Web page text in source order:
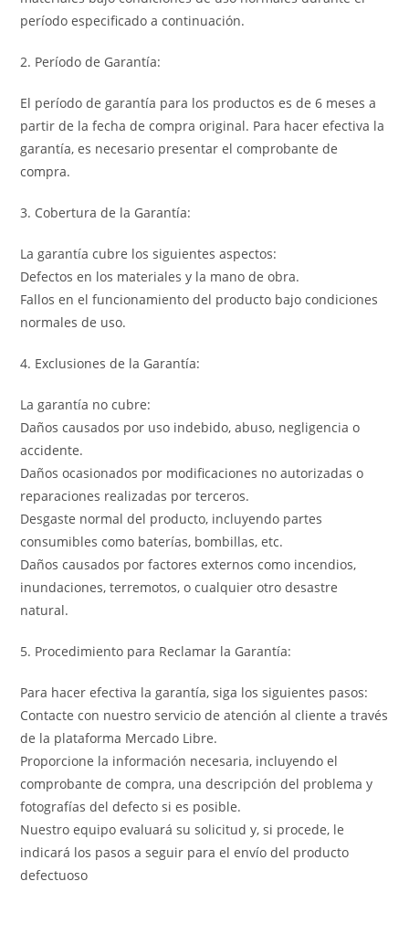
período especificado a continuación.
2. Período de Garantía:
El período de garantía para los productos es de 6 meses a
partir de la fecha de compra original. Para hacer efectiva la
garantía, es necesario presentar el comprobante de
compra.
3. Cobertura de la Garantía:
La garantía cubre los siguientes aspectos:
Defectos en los materiales y la mano de obra.
Fallos en el funcionamiento del producto bajo condiciones
normales de uso.
4. Exclusiones de la Garantía:
La garantía no cubre:
Daños causados por uso indebido, abuso, negligencia o
accidente.
Daños ocasionados por modificaciones no autorizadas o
reparaciones realizadas por terceros.
Desgaste normal del producto, incluyendo partes
consumibles como baterías, bombillas, etc.
Daños causados por factores externos como incendios,
inundaciones, terremotos, o cualquier otro desastre
natural.
5. Procedimiento para Reclamar la Garantía:
Para hacer efectiva la garantía, siga los siguientes pasos:
Contacte con nuestro servicio de atención al cliente a través
de la plataforma Mercado Libre.
Proporcione la información necesaria, incluyendo el
comprobante de compra, una descripción del problema y
fotografías del defecto si es posible.
Nuestro equipo evaluará su solicitud y, si procede, le
indicará los pasos a seguir para el envío del producto
defectuoso